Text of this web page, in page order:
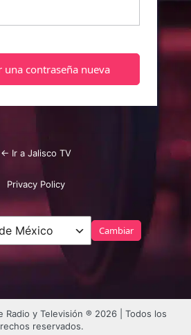
← Ir a Jalisco TV
Privacy Policy
Radio y Televisión ® 2026 | Todos los
reservados.